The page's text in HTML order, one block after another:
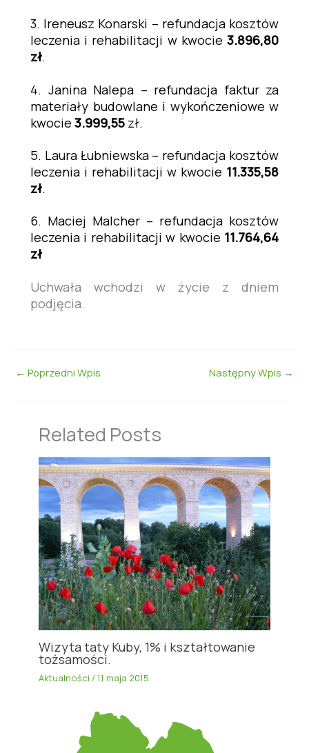
3. Ireneusz Konarski – refundacja kosztów
leczenia i rehabilitacji w kwocie 3.896,80
zł.
4. Janina Nalepa – refundacja faktur za
materiały budowlane i wykończeniowe w
kwocie 3.999,55 zł.
5. Laura Łubniewska – refundacja kosztów
leczenia i rehabilitacji w kwocie 11.335,58
zł.
6. Maciej Malcher – refundacja kosztów
leczenia i rehabilitacji w kwocie 11.764,64
zł
Uchwała wchodzi w życie z dniem
podjęcia.
← Poprzedni Wpis Następny Wpis →
Related Posts
Wizyta taty Kuby, 1% i kształtowanie
tożsamości.
Aktualności /11 maja 2015